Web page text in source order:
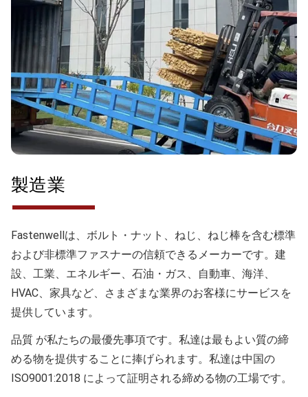
製造業
Fastenwellは、ボルト・ナット、ねじ、ねじ棒を含む標準
および非標準ファスナーの信頼できるメーカーです。建
設、工業、エネルギー、石油・ガス、自動車、海洋、
HVAC、家具など、さまざまな業界のお客様にサービスを
提供しています。
品質 が私たちの最優先事項です。私達は最もよい質の締
める物を提供することに捧げられます。私達は中国の
ISO9001:2018 によって証明される締める物の工場です。